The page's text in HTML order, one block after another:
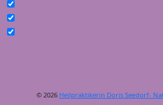
© 2026 Heilpraktikerin Doris Seedorf-